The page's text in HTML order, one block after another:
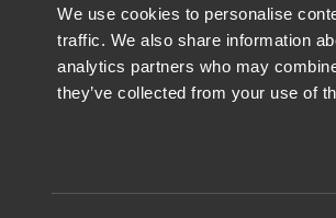
We use cookies to personalise
traffic. We also share information
analytics partners who may
they’ve collected from your use of